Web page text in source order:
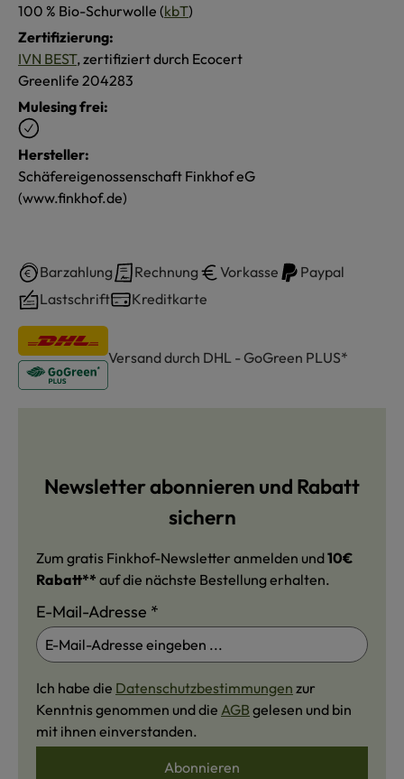
100 % Bio-Schurwolle (kbT)
Zertifizierung:
IVN BEST, zertifiziert durch Ecocert
Greenlife 204283
Mulesing frei:
Hersteller:
Schäfereigenossenschaft Finkhof eG
(www.finkhof.de)
Barzahlung Rechnung Vorkasse
Paypal
Lastschrift
Kreditkarte
Versand durch DHL - GoGreen PLUS*
Newsletter abonnieren und Rabatt
sichern
Zum gratis Finkhof-Newsletter anmelden und10€
Rabatt** auf die nächste Bestellung erhalten.
E-Mail-Adresse *
Ich habe die Datenschutzbestimmungen zur
Kenntnis genommen und die AGB gelesen und bin
mit ihnen einverstanden.
Abonnieren